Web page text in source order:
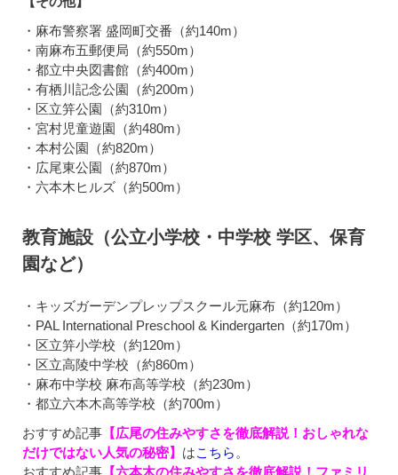
・麻布警察署 盛岡町交番（約140m）
・南麻布五郵便局（約550m）
・都立中央図書館（約400m）
・有栖川記念公園（約200m）
・区立笄公園（約310m）
・宮村児童遊園（約480m）
・本村公園（約820m）
・広尾東公園（約870m）
・六本木ヒルズ（約500m）
教育施設（公立小学校・中学校 学区、保育
園など）
・キッズガーデンプレップスクール元麻布（約120m）
・PAL International Preschool & Kindergarten（約170m）
・区立笄小学校（約120m）
・区立高陵中学校（約860m）
・麻布中学校 麻布高等学校（約230m）
・都立六本木高等学校（約700m）
おすすめ記事 【広尾の住みやすさを徹底解説！おしゃれな
だけではない人気の秘密】 はこちら 。
おすすめ記事 【六本木の住みやすさを徹底解説！ファミリ